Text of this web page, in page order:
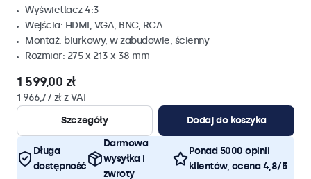
Wyświetlacz 4:3
Wejścia: HDMI, VGA, BNC, RCA
Montaż: biurkowy, w zabudowie, ścienny
Rozmiar: 275 x 213 x 38 mm
1 599,00 zł
1 966,77 zł z VAT
Szczegóły
Dodaj do koszyka
Długa
dostępność
Darmowa
wysyłka i
zwroty
Ponad 5000 opinii
klientów, ocena 4,8/5